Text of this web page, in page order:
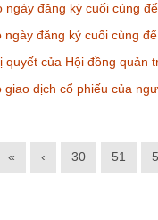
ngày đăng ký cuối cùng
ngày đăng ký cuối cùng
quyết của Hội đồng
giao dịch cổ phiếu của
« ‹ 30 51